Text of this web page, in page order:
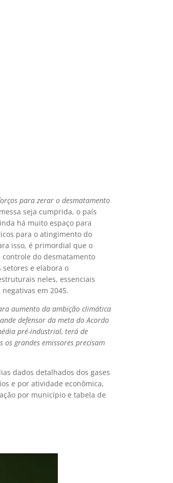
para zerar o desmatamento
seja cumprida, o país
há muito espaço para
para o atingimento do
isso, é primordial que o
do desmatamento
e elabora o
neles, essenciais
em 2045.
aumento da ambição climática
defensor da meta do Acordo
pré-industrial, terá de
grandes emissores precisam
dados detalhados dos gases
e por atividade econômica,
por município e tabela de